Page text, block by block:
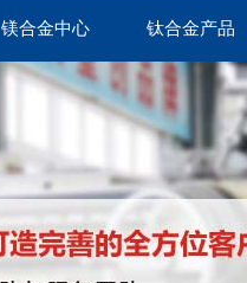
镁合金中心 钛合金产品